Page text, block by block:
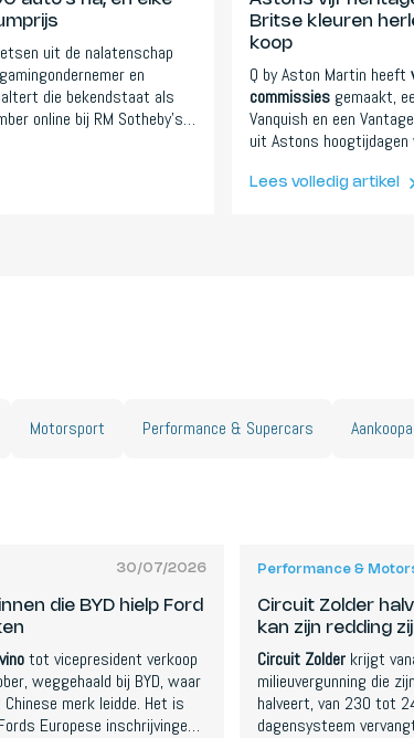
uit de nalatenschap
en
die bekendstaat als
online bij RM Sotheby's,
Rolls-Royce Phantom I
Britse kleuren
koop
Q by Aston Martin heeft
commissies gemaakt,
Vanquish en een
uit Astons hoogtijdagen
exclusief voor een
Lees volledig artikel
Motorsport Performance & Supercars
30/07/2026
die BYD hielp Ford
tot vicepresident verkoop
weggehaald bij BYD, waar
merk leidde. Het is
Europese inschrijvingen
Performance &
Circuit Zolder
kan zijn redding
Circuit Zolderkrijgt
milieuvergunning die
halveert, van 230 tot
dagensysteem